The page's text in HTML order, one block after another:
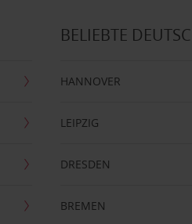
BELIEBTE
HANNOVER
LEIPZIG
DRESDEN
BREMEN